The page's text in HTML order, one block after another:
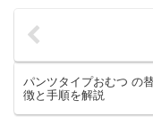
パンツタイプおむつ の
徴と手順を解説